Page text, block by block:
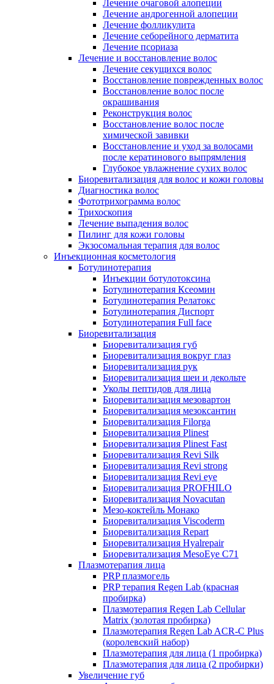
Лечение очаговой алопеции
Лечение андрогенной алопеции
Лечение фолликулита
Лечение себорейного дерматита
Лечение псориаза
Лечение и восстановление волос
Лечение секущихся волос
Восстановление поврежденных волос
Восстановление волос после
окрашивания
Реконструкция волос
Восстановление волос после
химической завивки
Восстановление и уход за волосами
после кератинового выпрямления
Глубокое увлажнение сухих волос
Биоревитализация для волос и кожи головы
Диагностика волос
Фототрихограмма волос
Трихоскопия
Лечение выпадения волос
Пилинг для кожи головы
Экзосомальная терапия для волос
Инъекционная косметология
Ботулинотерапия
Инъекции ботулотоксина
Ботулинотерапия Ксеомин
Ботулинотерапия Релатокс
Ботулинотерапия Диспорт
Ботулинотерапия Full face
Биоревитализация
Биоревитализация губ
Биоревитализация вокруг глаз
Биоревитализация рук
Биоревитализация шеи и декольте
Уколы пептидов для лица
Биоревитализация мезовартон
Биоревитализация мезоксантин
Биоревитализация Filorga
Биоревитализация Plinest
Биоревитализация Plinest Fast
Биоревитализация Revi Silk
Биоревитализация Revi strong
Биоревитализация Revi eye
Биоревитализация PROFHILO
Биоревитализация Novacutan
Мезо-коктейль Монако
Биоревитализация Viscoderm
Биоревитализация Repart
Биоревитализация Hyalrepair
Биоревитализация MesoEye C71
Плазмотерапия лица
PRP плазмогель
PRP терапия Regen Lab (красная
пробирка)
Плазмотерапия Regen Lab Cellular
Matrix (золотая пробирка)
Плазмотерапия Regen Lab ACR-C Plus
(королевский набор)
Плазмотерапия для лица (1 пробирка)
Плазмотерапия для лица (2 пробирки)
Увеличение губ